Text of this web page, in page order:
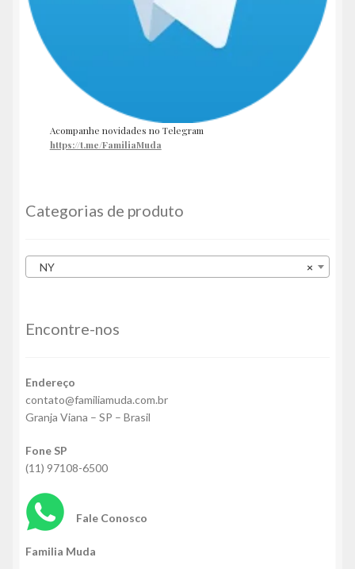
Acompanhe novidades no Telegram
https://t.me/FamiliaMuda
Categorias de produto
×
NY
Encontre-nos
Endereço
contato@familiamuda.com.br
Granja Viana – SP – Brasil
Fone SP
(11) 97108-6500
Fale Conosco
Familia Muda